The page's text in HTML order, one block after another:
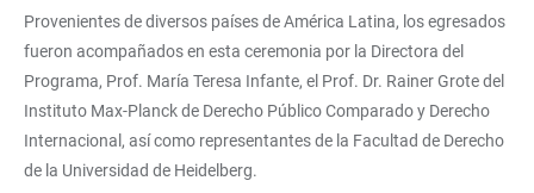
Provenientes de diversos países de América Latina, los egresados
fueron acompañados en esta ceremonia por la Directora del
Programa, Prof. María Teresa Infante, el Prof. Dr. Rainer Grote del
Instituto Max-Planck de Derecho Público Comparado y Derecho
Internacional, así como representantes de la Facultad de Derecho
de la Universidad de Heidelberg.